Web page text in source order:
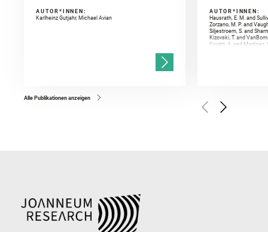
AUTOR*INNEN:
Karlheinz Gutjahr, Michael Avian
AUTOR*INNEN:
Hausrath, E. M. and
Zorzano, M. P. and
Siljestroem, S. and
Kizovski, T. and
Knight, A. and Martinez,
Golombek, M. and
Herkenhoff, K. and
Alle Publikationen anzeigen